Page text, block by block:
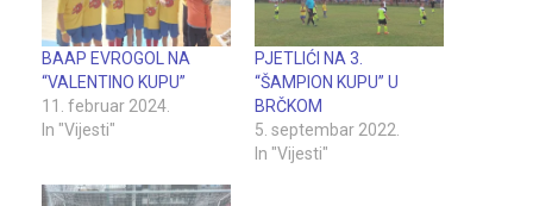
BAAP EVROGOL NA
“VALENTINO KUPU”
11. februar 2024.
In "Vijesti"
PJETLIĆI NA 3.
“ŠAMPION KUPU” U
BRČKOM
5. septembar 2022.
In "Vijesti"